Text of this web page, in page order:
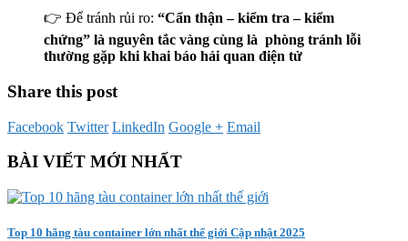
👉 Để tránh rủi ro: “Cẩn thận – kiểm tra – kiểm
chứng” là nguyên tắc vàng cùng là phòng tránh lỗi
thường gặp khi khai báo hải quan điện tử
Share this post
Facebook Twitter LinkedIn Google + Email
BÀI VIẾT MỚI NHẤT
Top 10 hãng tàu container lớn nhất thế giới Cập nhật 2025